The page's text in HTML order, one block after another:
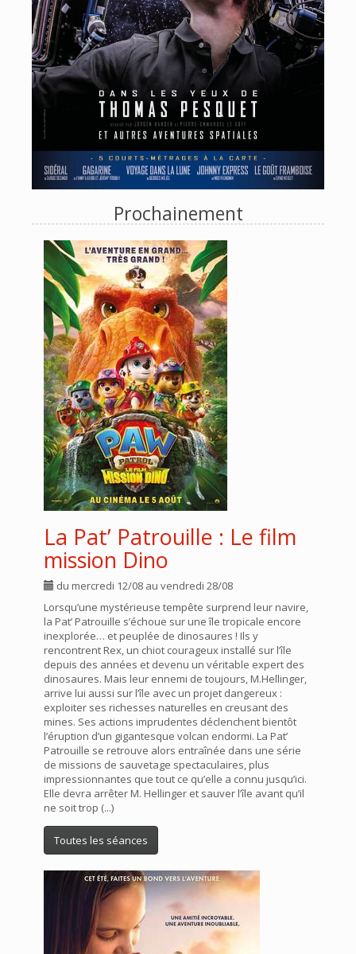
Prochainement
La Pat’ Patrouille : Le film
mission Dino
du mercredi 12/08 au vendredi 28/08
Lorsqu’une mystérieuse tempête surprend leur navire,
la Pat’ Patrouille s’échoue sur une île tropicale encore
inexplorée… et peuplée de dinosaures ! Ils y
rencontrent Rex, un chiot courageux installé sur l’île
depuis des années et devenu un véritable expert des
dinosaures. Mais leur ennemi de toujours, M.Hellinger,
arrive lui aussi sur l’île avec un projet dangereux :
exploiter ses richesses naturelles en creusant des
mines. Ses actions imprudentes déclenchent bientôt
l’éruption d’un gigantesque volcan endormi. La Pat’
Patrouille se retrouve alors entraînée dans une série
de missions de sauvetage spectaculaires, plus
impressionnantes que tout ce qu’elle a connu jusqu’ici.
Elle devra arrêter M. Hellinger et sauver l’île avant qu’il
ne soit trop (...)
Toutes les séances